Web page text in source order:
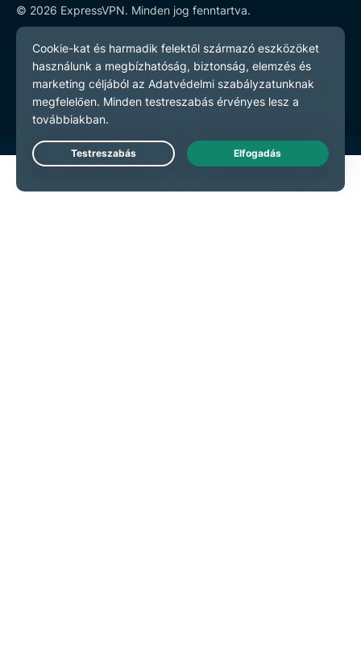
© 2026 ExpressVPN. Minden jog fenntartva.
Adatvédelmi szabályzatot
Szerződési feltételeket
Cookie preferenciák
Live Chat